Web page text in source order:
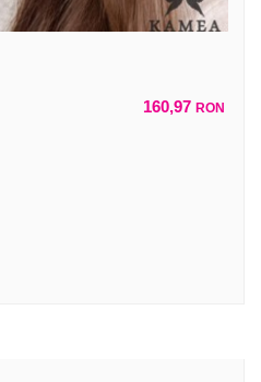
160,97 RON